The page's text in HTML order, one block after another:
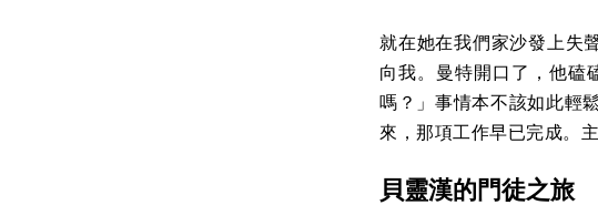
就在她在我們家沙發上失
向我。曼特開口了，他磕
嗎？」事情本不該如此輕
來，那項工作早已完成。
貝靈漢的門徒之旅